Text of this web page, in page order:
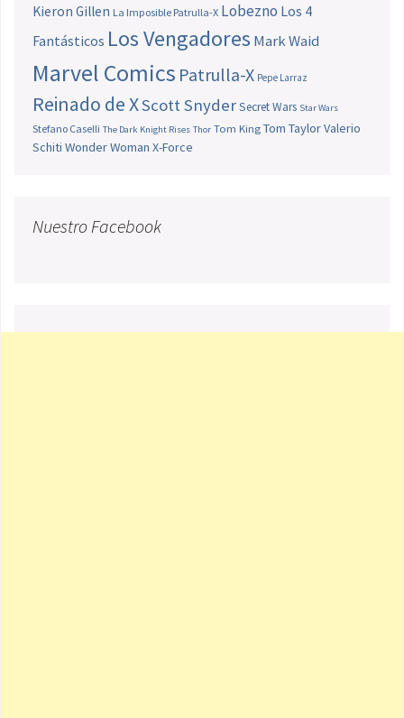
Kieron Gillen La Imposible Patrulla-X Lobezno Los 4
Fantásticos Los Vengadores Mark Waid
Marvel Comics Patrulla-X Pepe Larraz
Reinado de XScott SnyderSecret Wars Star Wars
Stefano Caselli The Dark Knight Rises Thor Tom King Tom TaylorValerio
Schiti Wonder Woman X-Force
Nuestro Facebook